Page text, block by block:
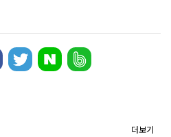
더보기